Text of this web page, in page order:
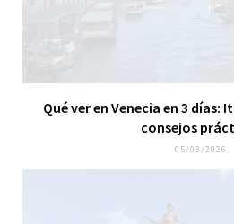
Qué ver en Venecia en 3
consejos
05/03/2026